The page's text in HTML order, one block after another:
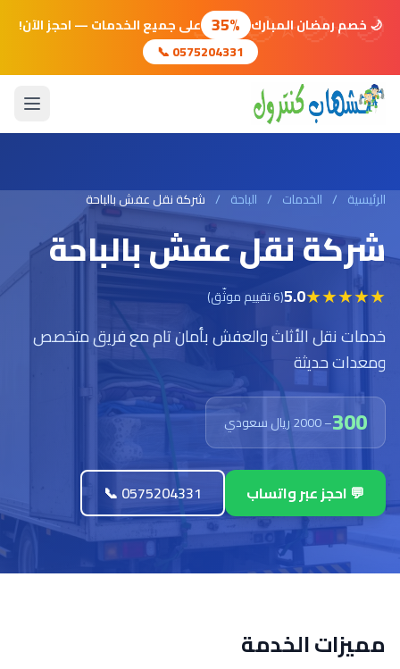
🌙
⭐
🌙
⭐
🌙
⭐
🌙 🌙 خصم رمضان المبارك 35% على جميع الخدمات — احجز الآن!
📞 0575204331
الرئيسية / الخدمات / الباحة / شركة نقل عفش بالباحة
شركة نقل عفش بالباحة
★
★
★
★
★
5.0(6 تقييم موثّق)
خدمات نقل الأثاث والعفش بأمان تام مع فريق متخصص
ومعدات حديثة
300– 2000 ريال سعودي
💬 احجز عبر واتساب 📞 0575204331
مميزات الخدمة